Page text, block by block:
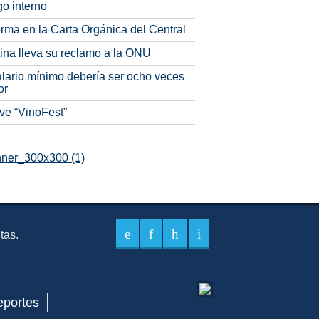
interno
en la Carta Orgánica del Central
lleva su reclamo a la ONU
mínimo debería ser ocho veces
“VinoFest”